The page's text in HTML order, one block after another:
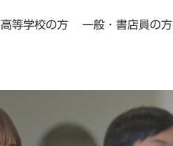
小学校・中学校の方向け
Pick Up
高等学校の方
高等学校の方向け
Pick Up
一般・書店員の方